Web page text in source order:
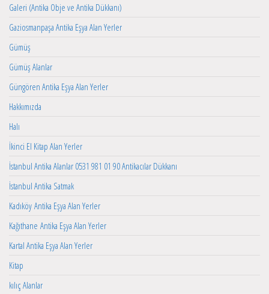
Galeri (Antika Obje ve Antika Dükkanı)
Gaziosmanpaşa Antika Eşya Alan Yerler
Gümüş
Gümüş Alanlar
Güngören Antika Eşya Alan Yerler
Hakkımızda
Halı
İkinci El Kitap Alan Yerler
İstanbul Antika Alanlar 0531 981 01 90 Antikacılar Dükkanı
İstanbul Antika Satmak
Kadıköy Antika Eşya Alan Yerler
Kağıthane Antika Eşya Alan Yerler
Kartal Antika Eşya Alan Yerler
Kitap
kılıç Alanlar